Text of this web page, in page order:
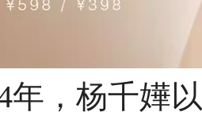
杨千嬅以